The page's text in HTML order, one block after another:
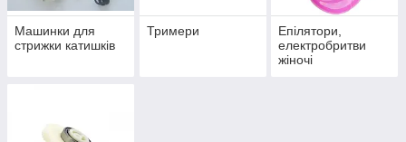
Машинки для
стрижки катишків
Тримери
Епілятори,
електробритви
жіночі